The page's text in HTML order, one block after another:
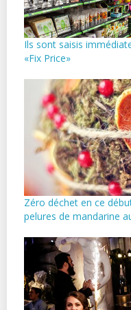
Ils sont saisis
«Fix Price»
Zéro déchet en ce
pelures de mandarine